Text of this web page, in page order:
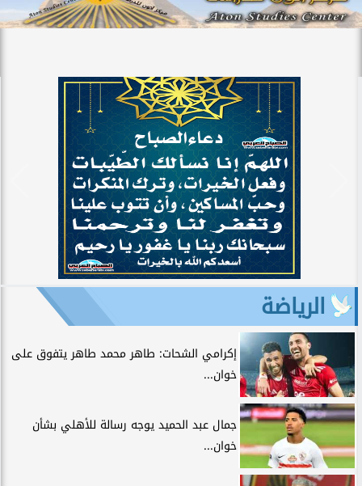
الرياضة
إكرامي الشحات: طاهر محمد طاهر يتفوق على
خوان...
جمال عبد الحميد يوجه رسالة للأهلي بشأن
خوان...